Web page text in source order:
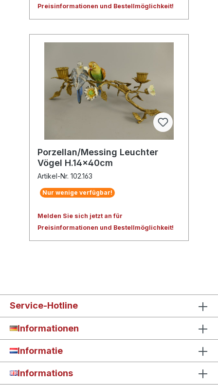
Preisinformationen und Bestellmöglichkeit!
Porzellan/Messing Leuchter
Vögel H.14x40cm
Artikel-Nr. 102.163
Nur wenige verfügbar!
Melden Sie sich jetzt an für
Preisinformationen und Bestellmöglichkeit!
Service-Hotline
Informationen
Informatie
Informations